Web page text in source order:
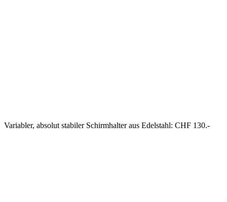
Variabler, absolut stabiler Schirmhalter aus Edelstahl: CHF 130.-